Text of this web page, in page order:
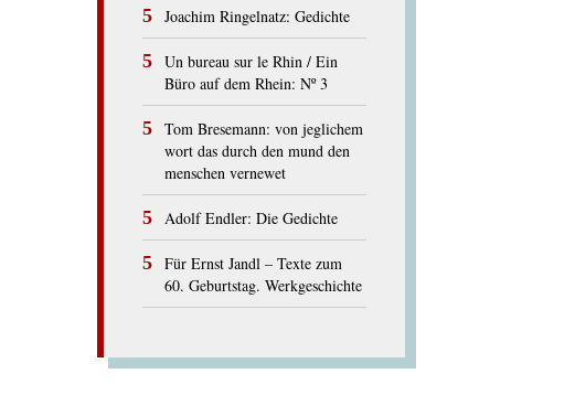
Joachim Ringelnatz: Gedichte
Un bureau sur le Rhin / Ein
Büro auf dem Rhein: Nº 3
Tom Bresemann: von jeglichem
wort das durch den mund den
menschen vernewet
Adolf Endler: Die Gedichte
Für Ernst Jandl – Texte zum
60. Geburtstag. Werkgeschichte